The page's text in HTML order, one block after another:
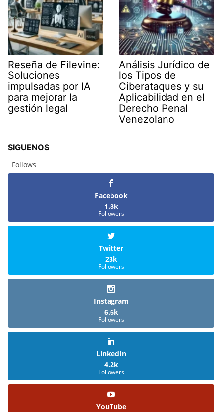
Reseña de Filevine:
Soluciones
impulsadas por IA
para mejorar la
gestión legal
Análisis Jurídico de
los Tipos de
Ciberataques y su
Aplicabilidad en el
Derecho Penal
Venezolano
SIGUENOS
Follows
Facebook
1.8k
Followers
Twitter
23k
Followers
Instagram
6.6k
Followers
LinkedIn
4.2k
Followers
YouTube